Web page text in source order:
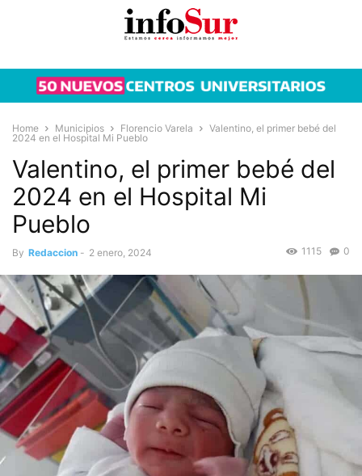
Home Municipios Florencio Varela
Valentino, el primer bebé del
2024 en el Hospital Mi Pueblo
Valentino, el primer bebé del
2024 en el Hospital Mi
Pueblo
By Redaccion - 2 enero, 2024 0
1115